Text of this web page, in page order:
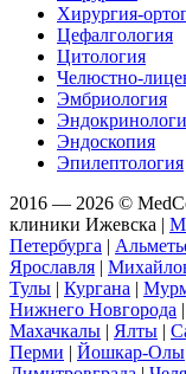
Хирургия-
Цефалгология
Цитология
Челюстно-
Эмбриология
Эндоскопия
Эпилептология
2016 — 2026 ©
клиники Ижевска |
Петербурга |
Ярославля |
Тулы | Кургана |
Нижнего Новгорода |
Махачкалы | Ялты |
Перми | Йошкар-Олы